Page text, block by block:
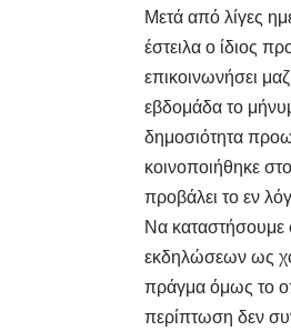
Μετά από λίγες
έστειλα ο ίδιος
επικοινωνήσει
εβδομάδα το
δημοσιότητα
κοινοποιήθηκε
προβάλει το εν
Να καταστήσουμε
εκδηλώσεων ως
πράγμα όμως το
περίπτωση δεν